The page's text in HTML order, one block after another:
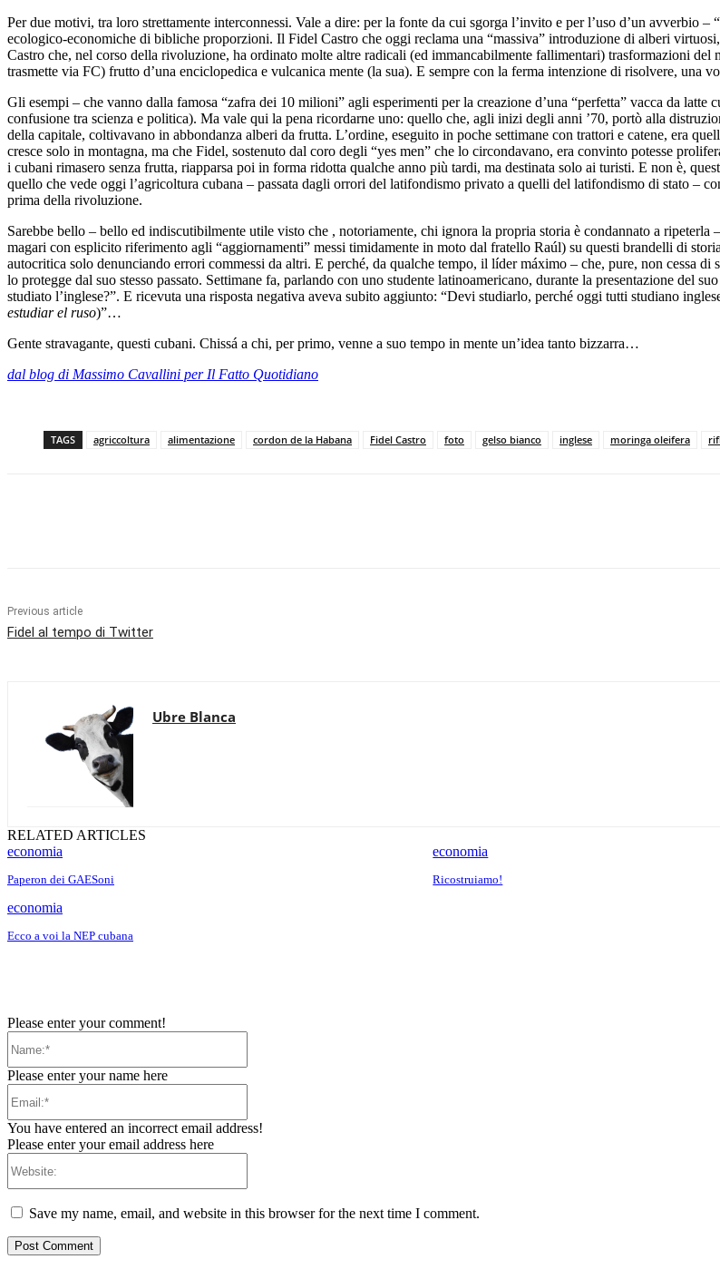
Per due motivi, tra loro strettamente interconnessi. Vale a dire: per la fonte da cui sgorga l’invito e per l’uso d’un avverbio
ecologico-economiche di bibliche proporzioni. Il Fidel Castro che oggi reclama una “massiva” introduzione di alberi
Castro che, nel corso della rivoluzione, ha ordinato molte altre radicali (ed immancabilmente fallimentari) trasformazioni del
trasmette via FC) frutto d’una enciclopedica e vulcanica mente (la sua). E sempre con la ferma intenzione di risolvere, una
Gli esempi – che vanno dalla famosa “zafra dei 10 milioni” agli esperimenti per la creazione d’una “perfetta” vacca da
confusione tra scienza e politica). Ma vale qui la pena ricordarne uno: quello che, agli inizi degli anni ’70, portò alla
della capitale, coltivavano in abbondanza alberi da frutta. L’ordine, eseguito in poche settimane con trattori e catene, era
cresce solo in montagna, ma che Fidel, sostenuto dal coro degli “yes men” che lo circondavano, era convinto potesse
i cubani rimasero senza frutta, riapparsa poi in forma ridotta qualche anno più tardi, ma destinata solo ai turisti. E non è,
quello che vede oggi l’agricoltura cubana – passata dagli orrori del latifondismo privato a quelli del latifondismo di stato –
prima della rivoluzione.
Sarebbe bello – bello ed indiscutibilmente utile visto che , notoriamente, chi ignora la propria storia è condannato a
magari con esplicito riferimento agli “aggiornamenti” messi timidamente in moto dal fratello Raúl) su questi brandelli di
autocritica solo denunciando errori commessi da altri. E perché, da qualche tempo, il líder máximo – che, pure, non cessa
lo protegge dal suo stesso passato. Settimane fa, parlando con uno studente latinoamericano, durante la presentazione del
studiato l’inglese?”. E ricevuta una risposta negativa aveva subito aggiunto: “Devi studiarlo, perché oggi tutti studiano
estudiar el ruso)”…
Gente stravagante, questi cubani. Chissá a chi, per primo, venne a suo tempo in mente un’idea tanto bizzarra…
dal blog di Massimo Cavallini per Il Fatto Quotidiano
TAGS agriccoltura alimentazione cordon de la Habana Fidel Castro foto gelso bianco inglese moringa oleifera
Previous article
Fidel al tempo di Twitter
Ubre Blanca
RELATED ARTICLES
economia
Paperon dei GAESoni
economia
Ricostruiamo!
economia
Ecco a voi la NEP cubana
Please enter your comment!
Please enter your name here
You have entered an incorrect email address!
Please enter your email address here
Save my name, email, and website in this browser for the next time I comment.